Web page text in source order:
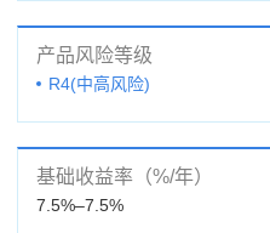
产品风险等级
R4(中高风险)
基础收益率（%/年）
7.5%–7.5%